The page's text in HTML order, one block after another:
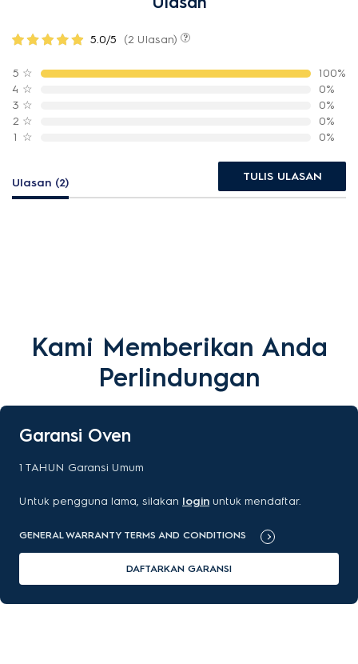
5.0/5 (2 Ulasan)
5 ☆
100%
4 ☆
0%
3 ☆
0%
2 ☆
0%
1 ☆ 0%
Ulasan (2) TULIS ULASAN
Kami Memberikan Anda
Perlindungan
Garansi Oven
1 TAHUN Garansi Umum
Untuk pengguna lama, silakan login untuk mendaftar.
GENERAL WARRANTY TERMS AND CONDITIONS
DAFTARKAN GARANSI